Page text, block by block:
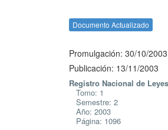
Documento Actualizado
Promulgación: 30/10/2003
Publicación: 13/11/2003
Registro Nacional de
Tomo: 1
Semestre: 2
Año: 2003
Página: 1096